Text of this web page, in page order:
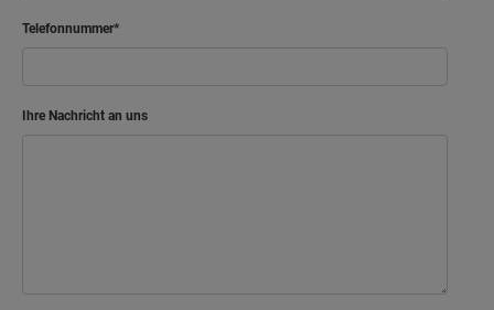
Telefonnummer
Ihre Nachricht an uns